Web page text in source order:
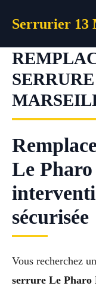
Serrurier 13
Le
sécurisée
Vous recherchez
serrure Le Pharo